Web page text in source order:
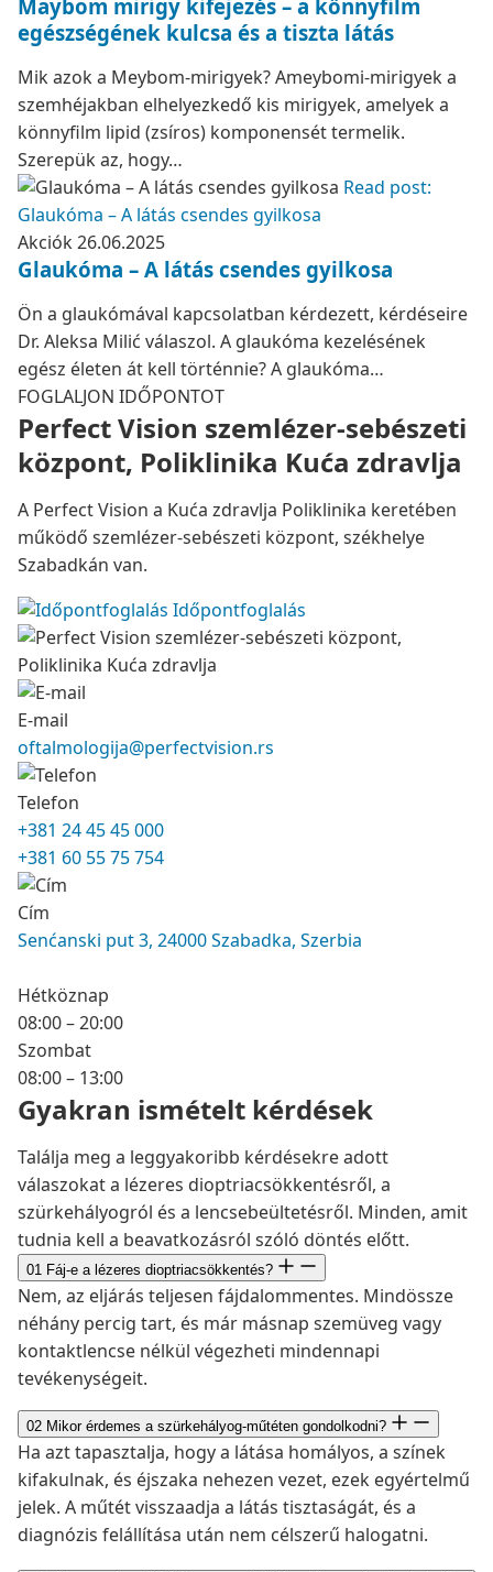
Maybom mirigy kifejezés – a könnyfilm
egészségének kulcsa és a tiszta látás
Mik azok a Meybom-mirigyek? Ameybomi-mirigyek a
szemhéjakban elhelyezkedő kis mirigyek, amelyek a
könnyfilm lipid (zsíros) komponensét termelik.
Szerepük az, hogy…
Read post:
Glaukóma – A látás csendes gyilkosa
Akciók26.06.2025
Glaukóma – A látás csendes gyilkosa
Ön a glaukómával kapcsolatban kérdezett, kérdéseire
Dr. Aleksa Milić válaszol. A glaukóma kezelésének
egész életen át kell történnie? A glaukóma…
FOGLALJON IDŐPONTOT
Perfect Vision szemlézer-sebészeti
központ, Poliklinika Kuća zdravlja
A Perfect Vision a Kuća zdravlja Poliklinika keretében
működő szemlézer-sebészeti központ, székhelye
Szabadkán van.
Időpontfoglalás
E-mail
oftalmologija@perfectvision.rs
Telefon
+381 24 45 45 000
+381 60 55 75 754
Cím
Senćanski put 3, 24000 Szabadka, Szerbia
Hétköznap
08:00 – 20:00
Szombat
08:00 – 13:00
Gyakran ismételt kérdések
Találja meg a leggyakoribb kérdésekre adott
válaszokat a lézeres dioptriacsökkentésről, a
szürkehályogról és a lencsebeültetésről. Minden, amit
tudnia kell a beavatkozásról szóló döntés előtt.
01 Fáj-e a lézeres dioptriacsökkentés?
Nem, az eljárás teljesen fájdalommentes. Mindössze
néhány percig tart, és már másnap szemüveg vagy
kontaktlencse nélkül végezheti mindennapi
tevékenységeit.
02 Mikor érdemes a szürkehályog-műtéten gondolkodni?
Ha azt tapasztalja, hogy a látása homályos, a színek
kifakulnak, és éjszaka nehezen vezet, ezek egyértelmű
jelek. A műtét visszaadja a látás tisztaságát, és a
diagnózis felállítása után nem célszerű halogatni.